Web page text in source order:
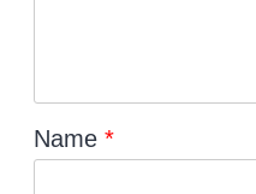
Name *